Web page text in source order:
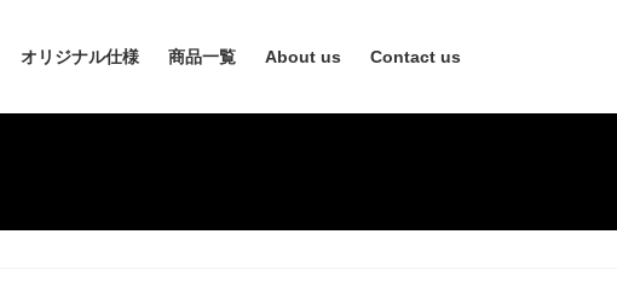
オリジナル仕様 商品一覧 About us Contact us